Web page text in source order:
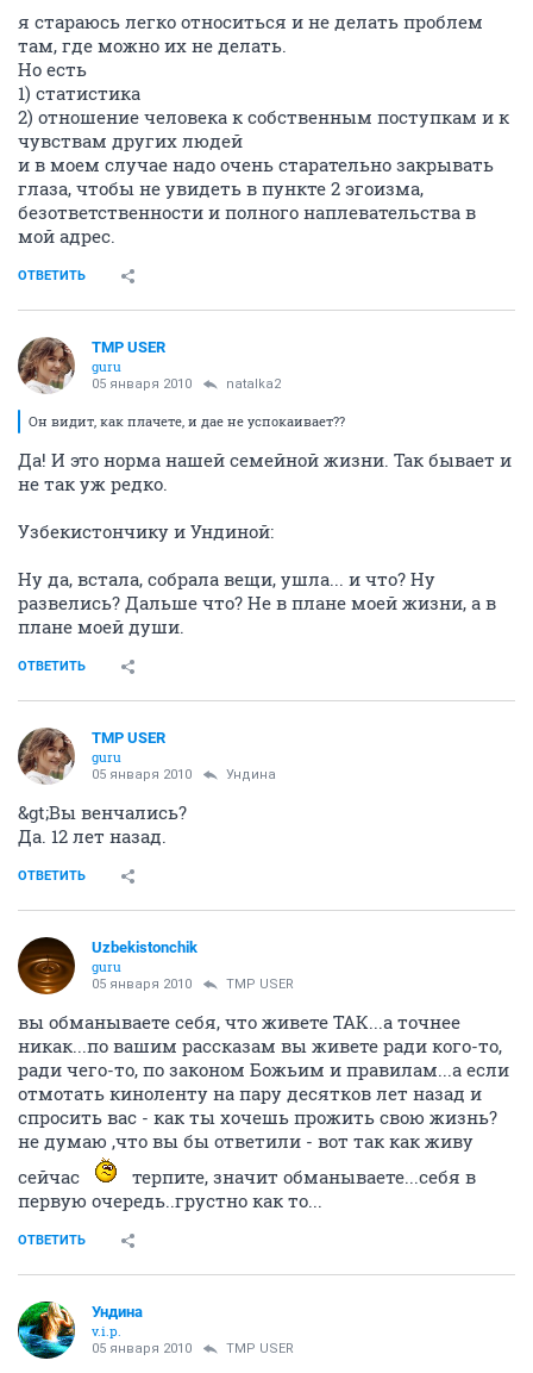
я стараюсь легко относиться и не делать проблем
там, где можно их не делать.
Но есть
1) статистика
2) отношение человека к собственным поступкам и к
чувствам других людей
и в моем случае надо очень старательно закрывать
глаза, чтобы не увидеть в пункте 2 эгоизма,
безответственности и полного наплевательства в
мой адрес.
ОТВЕТИТЬ
TMP USER
guru
05 января 2010 natalka2
Он видит, как плачете, и дае не успокаивает??
Да! И это норма нашей семейной жизни. Так бывает и
не так уж редко.
Узбекистончику и Ундиной:
Ну да, встала, собрала вещи, ушла... и что? Ну
развелись? Дальше что? Не в плане моей жизни, а в
плане моей души.
ОТВЕТИТЬ
TMP USER
guru
05 января 2010 Ундина
&gt;Вы венчались?
Да. 12 лет назад.
ОТВЕТИТЬ
Uzbekistonchik
guru
05 января 2010 TMP USER
вы обманываете себя, что живете ТАК...а точнее
никак...по вашим рассказам вы живете ради кого-то,
ради чего-то, по законом Божьим и правилам...а если
отмотать киноленту на пару десятков лет назад и
спросить вас - как ты хочешь прожить свою жизнь?
не думаю ,что вы бы ответили - вот так как живу
сейчас
терпите, значит обманываете...себя в
первую очередь..грустно как то...
ОТВЕТИТЬ
Ундина
v.i.p.
05 января 2010 TMP USER